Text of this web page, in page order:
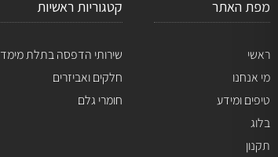
מפת האתר
ראשי
מי אנחנו
טיפים ומידע
בלוג
תקנון
קטגוריות ראשיות
שירותי הדפסה בתלת מימד
חלקים ואביזרים
חומרי גלם